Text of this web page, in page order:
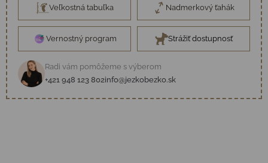
Veľkostná tabuľka Nadmerkový ťahák
Vernostný program Strážiť dostupnosť
Radi vám pomôžeme s výberom
+421 948 123 802info@jezkobezko.sk